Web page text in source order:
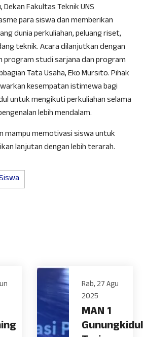
Fakultas Teknik UNS
para siswa dan memberikan
dunia perkuliahan, peluang riset,
teknik. Acara dilanjutkan dengan
program studi sarjana dan program
Tata Usaha, Eko Mursito. Pihak
kesempatan istimewa bagi
untuk mengikuti perkuliahan selama
lebih mendalam.
mampu memotivasi siswa untuk
lanjutan dengan lebih terarah.
Rab, 27 Agu
2025
MAN 1
Gunungkidul